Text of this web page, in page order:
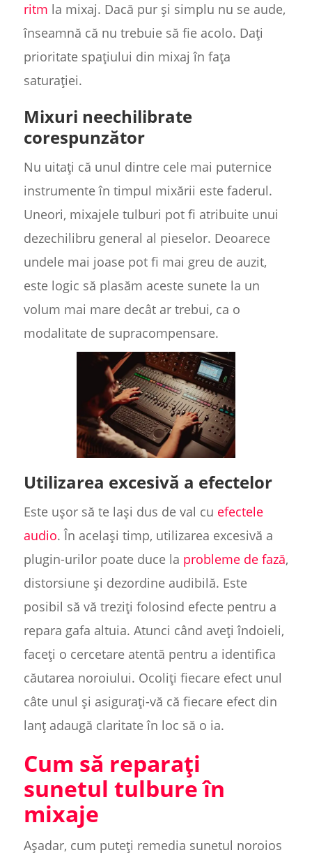
ritm la mixaj. Dacă pur și simplu nu se aude,
înseamnă că nu trebuie să fie acolo. Dați
prioritate spațiului din mixaj în fața
saturației.
Mixuri neechilibrate
corespunzător
Nu uitați că unul dintre cele mai puternice
instrumente în timpul mixării este faderul.
Uneori, mixajele tulburi pot fi atribuite unui
dezechilibru general al pieselor. Deoarece
undele mai joase pot fi mai greu de auzit,
este logic să plasăm aceste sunete la un
volum mai mare decât ar trebui, ca o
modalitate de supracompensare.
Utilizarea excesivă a efectelor
Este ușor să te lași dus de val cu efectele
audio. În același timp, utilizarea excesivă a
plugin-urilor poate duce la probleme de fază,
distorsiune și dezordine audibilă. Este
posibil să vă treziți folosind efecte pentru a
repara gafa altuia. Atunci când aveți îndoieli,
faceți o cercetare atentă pentru a identifica
căutarea noroiului. Ocoliți fiecare efect unul
câte unul și asigurați-vă că fiecare efect din
lanț adaugă claritate în loc să o ia.
Cum să reparați
sunetul tulbure în
mixaje
Așadar, cum puteți remedia sunetul noroios